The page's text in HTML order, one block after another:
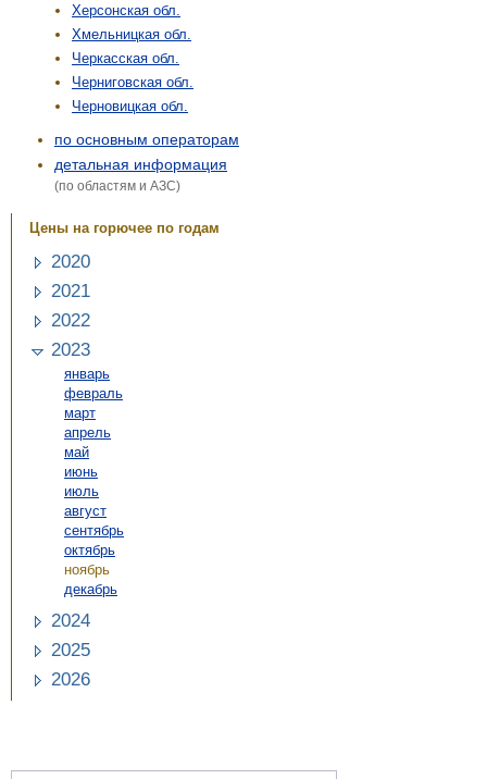
Херсонская обл.
Хмельницкая обл.
Черкасская обл.
Черниговская обл.
Черновицкая обл.
по основным операторам
детальная информация
(по областям и АЗС)
Цены на горючее по годам
2020
2021
2022
2023
январь
февраль
март
апрель
май
июнь
июль
август
сентябрь
октябрь
ноябрь
декабрь
2024
2025
2026